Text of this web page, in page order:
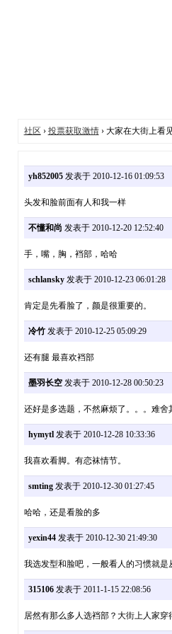
社区› 投票获取激情› 大家在大街上看
yh852005发表于 2010-12-16 01:09:53
头发和脸前面有人和我一样
不懂和尚 发表于 2010-12-20 12:52:40
手，嘴，胸，裆部，哈哈
schlansky发表于 2010-12-23 06:01:28
肯定是先看脸了，颜是很重要的。
冷竹发表于 2010-12-25 05:09:29
还有腿 最喜欢裆部
墨羽长空发表于 2010-12-28 00:50:23
还好是多选题，不然麻烦了。。。难舍
hymytl发表于 2010-12-28 10:33:36
我喜欢看脚。有恋袜情节。
smting发表于 2010-12-30 01:27:45
哈哈，还是看脸的多
yexin44发表于 2010-12-30 21:49:30
我选发型和脸吧，一般看人的习惯就是
315106发表于 2011-1-15 22:08:56
居然有那么多人选裆部？大街上人家